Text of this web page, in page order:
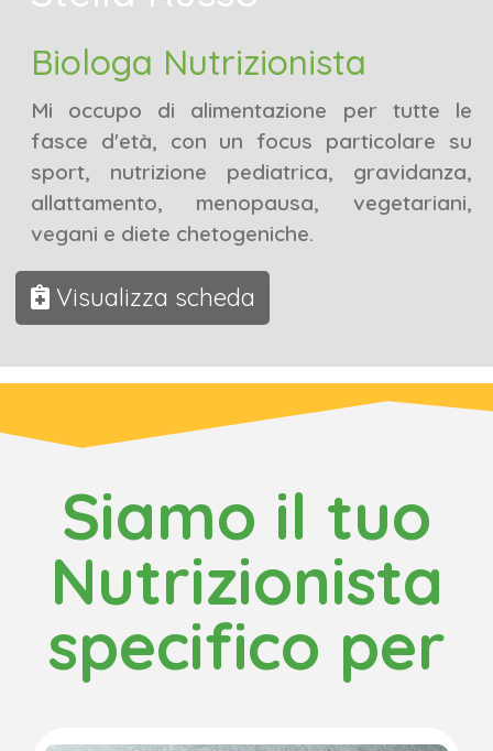
Biologa Nutrizionista
Mi occupo di alimentazione per tutte le
fasce d'età, con un focus particolare su
sport, nutrizione pediatrica, gravidanza,
allattamento, menopausa, vegetariani,
vegani e diete chetogeniche.
Visualizza scheda
Siamo il tuo
Nutrizionista
specifico per